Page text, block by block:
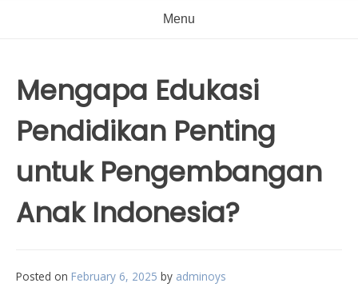
Menu
Mengapa Edukasi
Pendidikan Penting
untuk Pengembangan
Anak Indonesia?
Posted on February 6, 2025 by adminoys